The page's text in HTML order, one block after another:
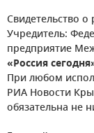
Свидетельство
Учредитель:
предприятие
«Россия
При любом
РИА Новости
обязательна не